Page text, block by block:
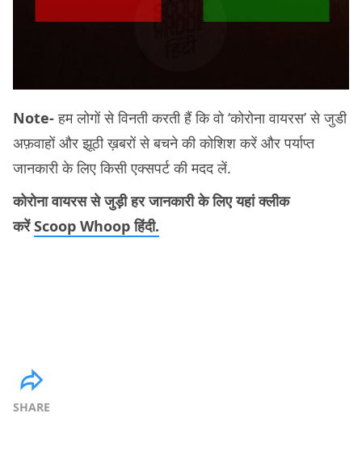
Note-हम लोगों से विनती करती हैं कि वो ‘कोरोना वायरस’ से जुडी
अफ़वाहों और झूठी ख़बरों से बचने की कोशिश करें और पर्याप्त
जानकारी के लिए किसी एक्सपर्ट की मदद लें.
कोरोना वायरस से जुड़ी हर जानकारी के लिए यहां क्लीक
करें Scoop Whoop हिंदी.
SHARE